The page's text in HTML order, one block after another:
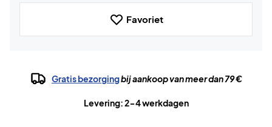
Favoriet
Gratis bezorgingbij aankoop van meer dan 79 €
Levering: 2-4 werkdagen